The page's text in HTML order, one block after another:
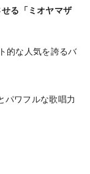
る「ミオヤマザ
的な人気を誇るバ
パワフルな歌唱力